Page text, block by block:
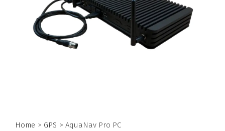
Home > GPS > AquaNav Pro PC